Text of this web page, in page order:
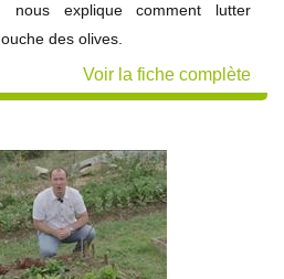
nous explique comment lutter
des olives.
Voir la fiche complète